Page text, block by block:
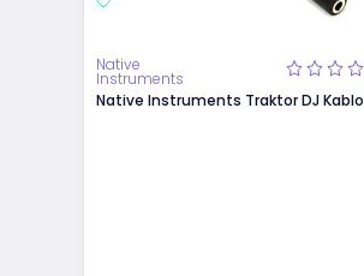
Native
Instruments
Native Instruments Traktor DJ Kablo